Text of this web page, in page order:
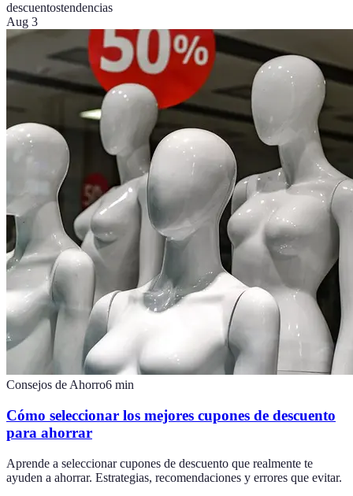
descuentostendencias
Aug 3
Consejos de Ahorro6 min
Cómo seleccionar los mejores cupones de descuento
para ahorrar
Aprende a seleccionar cupones de descuento que realmente te
ayuden a ahorrar. Estrategias, recomendaciones y errores que evitar.